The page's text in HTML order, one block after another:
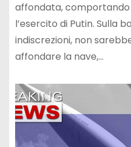
affondata,
l’esercito di Putin. Sulla
indiscrezioni, non
affondare la nave,…